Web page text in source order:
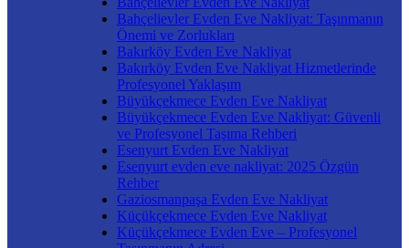
Bahçelievler Evden Eve Nakliyat: Taşınmanın
Önemi ve Zorlukları
Bakırköy Evden Eve Nakliyat
Bakırköy Evden Eve Nakliyat Hizmetlerinde
Profesyonel Yaklaşım
Büyükçekmece Evden Eve Nakliyat
Büyükçekmece Evden Eve Nakliyat: Güvenli
ve Profesyonel Taşıma Rehberi
Esenyurt Evden Eve Nakliyat
Esenyurt evden eve nakliyat: 2025 Özgün
Rehber
Gaziosmanpaşa Evden Eve Nakliyat
Küçükçekmece Evden Eve Nakliyat
Küçükçekmece Evden Eve – Profesyonel